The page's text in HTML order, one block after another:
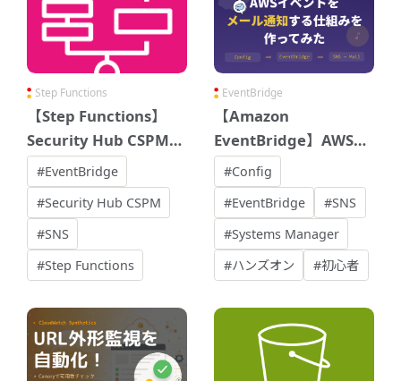
Step Functions
【Step Functions】
Security Hub CSPMの
通知件名カスタマイ
ズ・ワークフローステ
ータスの自動変更
#EventBridge
#Security Hub CSPM
#SNS
#Step Functions
EventBridge
【Amazon
EventBridge】AWSイ
ベントのSNS通知フロ
ーを作ってみた（AWS
Config/SSM
Automation連携）
#Config
#EventBridge
#SNS
#Systems Manager
#ハンズオン
#初心者